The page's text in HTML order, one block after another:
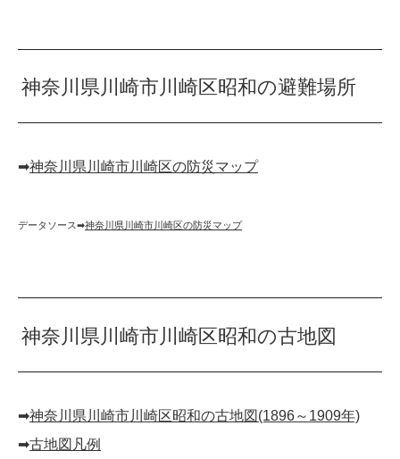
神奈川県川崎市川崎区昭和の避難場所
➡︎神奈川県川崎市川崎区の防災マップ
データソース➡︎神奈川県川崎市川崎区の防災マップ
神奈川県川崎市川崎区昭和の古地図
➡︎神奈川県川崎市川崎区昭和の古地図(1896～1909年)
➡︎古地図凡例